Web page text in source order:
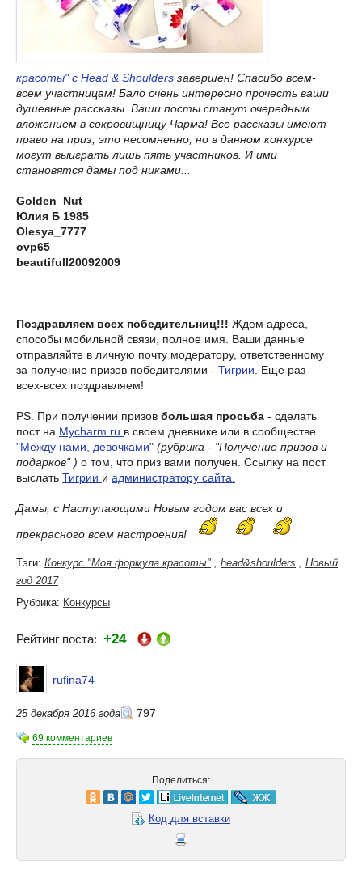
красоты" с Head & Shoulders завершен! Спасибо всем-
всем участницам! Бало очень интересно прочесть ваши
душевные рассказы. Ваши посты станут очередным
вложением в сокровищницу Чарма! Все рассказы имеют
право на приз, это несомненно, но в данном конкурсе
могут выиграть лишь пять участников. И ими
становятся дамы под никами...
Golden_Nut
Юлия Б 1985
Olesya_7777
ovp65
beautifull20092009
Поздравляем всех победительниц!!! Ждем адреса,
способы мобильной связи, полное имя. Ваши данные
отправляйте в личную почту модератору, ответственному
за получение призов победителями - Тигрии . Еще раз
всех-всех поздравляем!
PS. При получении призов большая просьба - сделать
пост на Mycharm.ru в своем дневнике или в сообществе
"Между нами, девочками" (рубрика - "Получение призов и
подарков" ) о том, что приз вами получен. Ссылку на пост
выслать Тигрии и администратору сайта.
Дамы, с Наступающими Новым годом вас всех и
прекрасного всем настроения!
Тэги: Конкурс "Моя формула красоты" , head&shoulders , Новый
год 2017
Рубрика: Конкурсы
Рейтинг поста: +24
rufina74
25 декабря 2016 года 797
69 комментариев
Поделиться:
Код для вставки